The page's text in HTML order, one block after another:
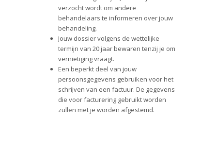
verzocht wordt om andere
behandelaars te informeren over jouw
behandeling.
Jouw dossier volgens de wettelijke
termijn van 20 jaar bewaren tenzij je om
vernietiging vraagt.
Een beperkt deel van jouw
persoonsgegevens gebruiken voor het
schrijven van een factuur. De gegevens
die voor facturering gebruikt worden
zullen met je worden afgestemd.